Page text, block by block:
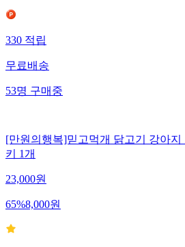
330 적립
무료배송
53명 구매중
[만원의행복]믿고먹개 닭고기 강아지
키 1개
23,000원
65%8,000원